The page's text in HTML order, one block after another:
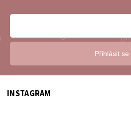
INSTAGRAM
Přihlásit se